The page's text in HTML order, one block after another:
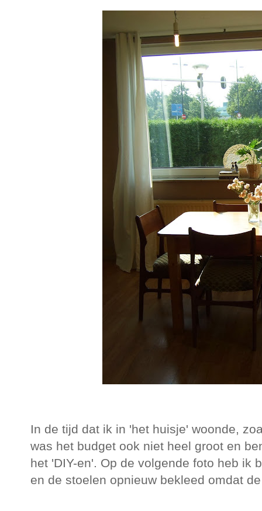
In de tijd dat ik in 'het huisje' woonde,
was het budget ook niet heel groot en
het 'DIY-en'. Op de volgende foto heb ik
en de stoelen opnieuw bekleed omdat